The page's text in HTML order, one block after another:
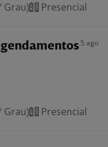
Grau) Presencial
5 ago
Grau) Presencial